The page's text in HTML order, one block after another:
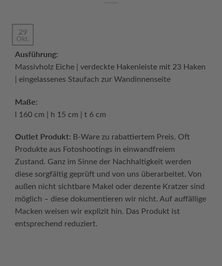
29
Okt.
Ausführung:
Massivholz Eiche | verdeckte Hakenleiste mit 23 Haken
| eingelassenes Staufach zur Wandinnenseite
Maße:
l 160 cm | h 15 cm | t 6 cm
Outlet Produkt: B-Ware zu rabattiertem Preis. Oft
Produkte aus Fotoshootings in einwandfreiem
Zustand. Ganz im Sinne der Nachhaltigkeit werden
diese sorgfältig geprüft und von uns überarbeitet. Von
außen nicht sichtbare Makel oder dezente Kratzer sind
möglich – diese dokumentieren wir nicht. Auf auffällige
Macken weisen wir explizit hin. Das Produkt ist
entsprechend reduziert.